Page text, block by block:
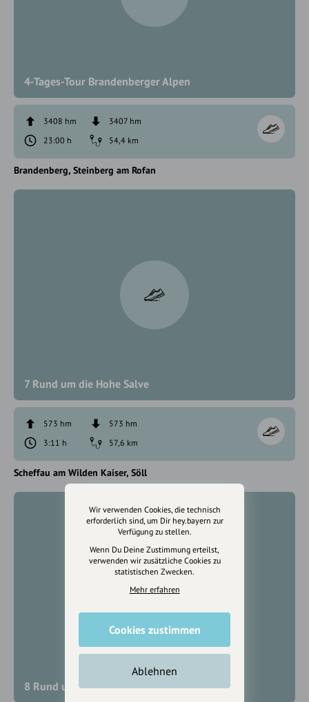
4-Tages-Tour Brandenberger Alpen
3408 hm
3407 hm
23:00 h
54,4 km
Brandenberg Steinberg am Rofan
7 Rund um die Hohe Salve
573 hm
573 hm
3:11 h
57,6 km
Scheffau am Wilden Kaiser Söll
8 Rund um den Wilden Kaiser
Wir verwenden Cookies, die technisch
erforderlich sind, um Dir hey.bayern zur
Verfügung zu stellen.
Wenn Du Deine Zustimmung erteilst,
verwenden wir zusätzliche Cookies zu
statistischen Zwecken.
Mehr erfahren
Cookies zustimmen
Ablehnen